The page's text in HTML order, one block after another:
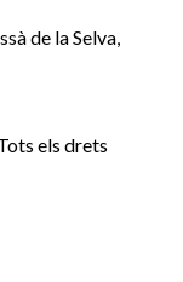
de la Selva,
els drets